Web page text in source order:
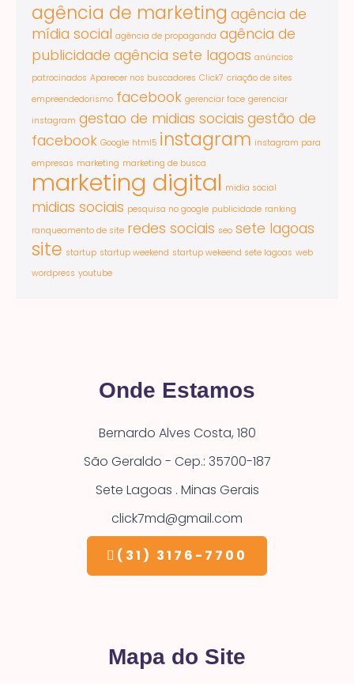
agência de marketing agência de
mídia social agência de propaganda agência de
publicidade agência sete lagoas anúncios
patrocinados Aparecer nos buscadores Click7 criação de sites
empreendedorismo facebook gerenciar face gerenciar
instagram gestao de midias sociais gestão de
facebook Google html5 instagram instagram para
empresas marketing marketing de busca
marketing digital midia social
midias sociais pesquisa no google publicidade ranking
ranqueamento de site redes sociais seo sete lagoas
site startup startup weekend startup wekeend sete lagoas web
wordpress youtube
Onde Estamos
Bernardo Alves Costa, 180
São Geraldo - Cep.: 35700-187
Sete Lagoas . Minas Gerais
click7md@gmail.com
(31) 3176-7700
Mapa do Site